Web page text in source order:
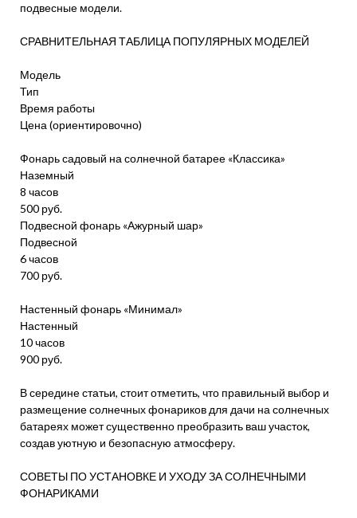
подвесные модели.
СРАВНИТЕЛЬНАЯ ТАБЛИЦА ПОПУЛЯРНЫХ МОДЕЛЕЙ
Модель
Тип
Время работы
Цена (ориентировочно)
Фонарь садовый на солнечной батарее «Классика»
Наземный
8 часов
500 руб.
Подвесной фонарь «Ажурный шар»
Подвесной
6 часов
700 руб.
Настенный фонарь «Минимал»
Настенный
10 часов
900 руб.
В середине статьи, стоит отметить, что правильный выбор и
размещение солнечных фонариков для дачи на солнечных
батареях может существенно преобразить ваш участок,
создав уютную и безопасную атмосферу.
СОВЕТЫ ПО УСТАНОВКЕ И УХОДУ ЗА СОЛНЕЧНЫМИ
ФОНАРИКАМИ